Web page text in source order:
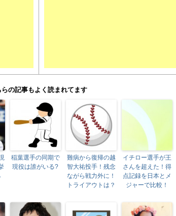
らの記事もよく読まれてます
稲葉選手の同期で
現役は誰がいる?
難病から復帰の越
智大祐投手！残念
ながら戦力外に！
トライアウトは？
イチロー選手が王
さんを超えた！得
点記録を日本とメ
ジャーで比較！